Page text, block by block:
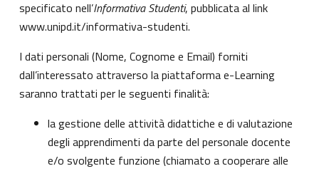
specificato nell’Informativa Studenti, pubblicata al link
www.unipd.it/informativa-studenti.
I dati personali (Nome, Cognome e Email) forniti
dall’interessato attraverso la piattaforma e-Learning
saranno trattati per le seguenti finalità:
la gestione delle attività didattiche e di valutazione
degli apprendimenti da parte del personale docente
e/o svolgente funzione (chiamato a cooperare alle